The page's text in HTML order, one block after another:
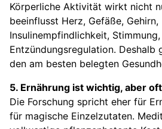
Körperliche Aktivität wirkt nicht
beeinflusst Herz, Gefäße, Gehirn,
Insulinempfindlichkeit,
Entzündungsregulation. Deshalb
den am besten belegten
5. Ernährung ist wichtig, aber
Die Forschung spricht eher für
für magische Einzelzutaten.